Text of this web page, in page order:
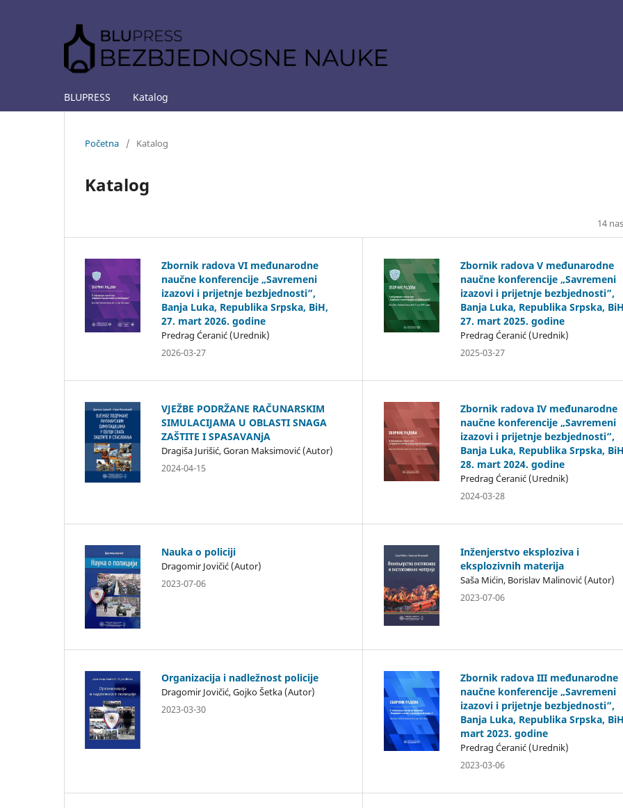
BLUPRESS Katalog
Početna / Katalog
Katalog
14
Zbornik radova VI međunarodne
naučne konferencije „Savremeni
izazovi i prijetnje bezbjednosti”,
Banja Luka, Republika Srpska, BiH,
27. mart 2026. godine
Predrag Ćeranić (Urednik)
2026-03-27
Zbornik radova V međunarodne
naučne konferencije „Savremeni
izazovi i prijetnje bezbjednosti”,
Banja Luka, Republika Srpska,
27. mart 2025. godine
Predrag Ćeranić (Urednik)
2025-03-27
VJEŽBE PODRŽANE RAČUNARSKIM
SIMULACIJAMA U OBLASTI SNAGA
ZAŠTITE I SPASAVANjA
Dragiša Jurišić, Goran Maksimović (Autor)
2024-04-15
Zbornik radova IV međunarodne
naučne konferencije „Savremeni
izazovi i prijetnje bezbjednosti”,
Banja Luka, Republika Srpska,
28. mart 2024. godine
Predrag Ćeranić (Urednik)
2024-03-28
Nauka o policiji
Dragomir Jovičić (Autor)
2023-07-06
Inženjerstvo eksploziva i
eksplozivnih materija
Saša Mićin, Borislav Malinović (Autor)
2023-07-06
Organizacija i nadležnost policije
Dragomir Jovičić, Gojko Šetka (Autor)
2023-03-30
Zbornik radova III međunarodne
naučne konferencije „Savremeni
izazovi i prijetnje bezbjednosti”,
Banja Luka, Republika Srpska,
mart 2023. godine
Predrag Ćeranić (Urednik)
2023-03-06